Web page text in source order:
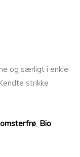
og særligt i enkle
strikke
Bio